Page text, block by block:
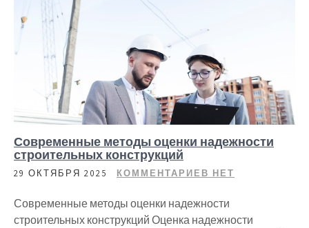
Современные методы оценки надежности
строительных конструкций
29 ОКТЯБРЯ 2025 КОММЕНТАРИЕВ НЕТ
Современные методы оценки надежности
строительных конструкций Оценка надежности